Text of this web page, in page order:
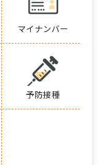
マイナンバー
予防接種